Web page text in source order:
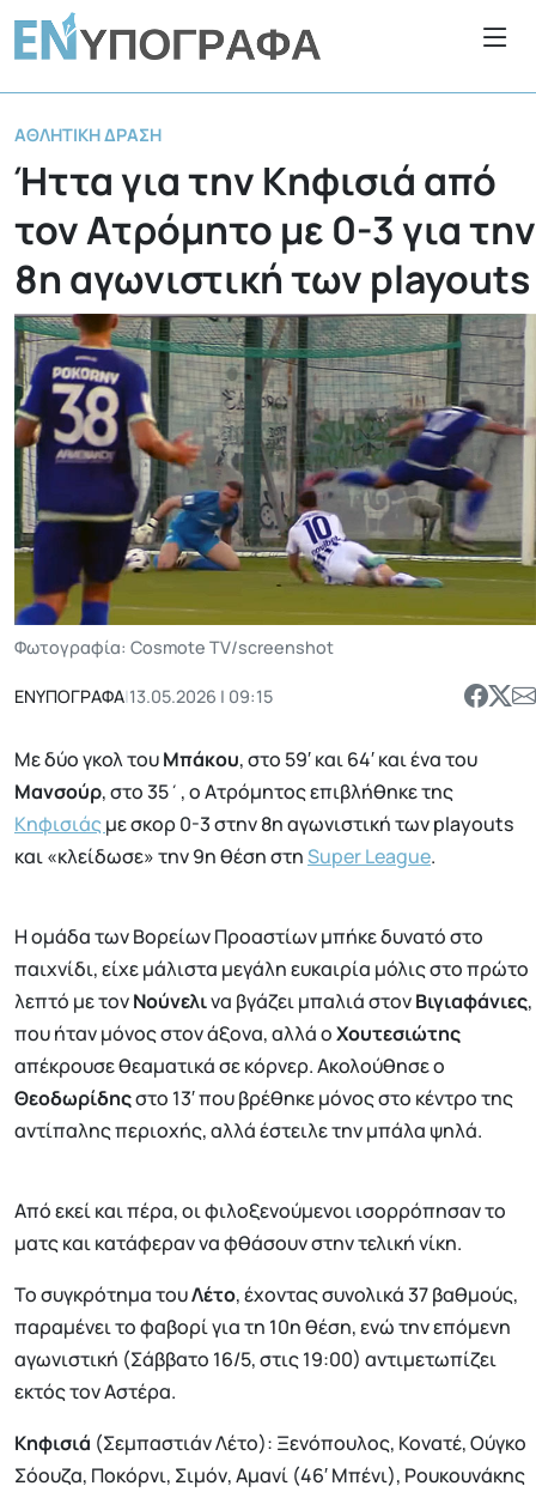
ΑΘΛΗΤΙΚΉ ΔΡΆΣΗ
Ήττα για την Κηφισιά από
τον Ατρόμητο με 0-3 για την
8η αγωνιστική των playouts
Φωτογραφία: Cosmote TV/screenshot
ΕΝΥΠΟΓΡΑΦΑ|13.05.2026 | 09:15
Με δύο γκολ τουΜπάκου, στο 59′ και 64′ και ένα του
Μανσούρ, στο 35΄, ο Ατρόμητος επιβλήθηκε της
Κηφισιάςμε σκορ 0-3 στην 8η αγωνιστική των playouts
και «κλείδωσε» την 9η θέση στηSuper League.
Η ομάδα των Βορείων Προαστίων μπήκε δυνατό στο
παιχνίδι, είχε μάλιστα μεγάλη ευκαιρία μόλις στο πρώτο
λεπτό με τονΝούνελινα βγάζει μπαλιά στονΒιγιαφάνιες,
που ήταν μόνος στον άξονα, αλλά οΧουτεσιώτης
απέκρουσε θεαματικά σε κόρνερ. Ακολούθησε ο
Θεοδωρίδηςστο 13′ που βρέθηκε μόνος στο κέντρο της
αντίπαλης περιοχής, αλλά έστειλε την μπάλα ψηλά.
Από εκεί και πέρα, οι φιλοξενούμενοι ισορρόπησαν το
ματς και κατάφεραν να φθάσουν στην τελική νίκη.
Το συγκρότημα τουΛέτο, έχοντας συνολικά 37 βαθμούς,
παραμένει το φαβορί για τη 10η θέση, ενώ την επόμενη
αγωνιστική (Σάββατο 16/5, στις 19:00) αντιμετωπίζει
εκτός τον Αστέρα.
Κηφισιά (Σεμπαστιάν Λέτο): Ξενόπουλος, Κονατέ, Ούγκο
Σόουζα, Ποκόρνι, Σιμόν, Αμανί (46′ Μπένι), Ρουκουνάκης